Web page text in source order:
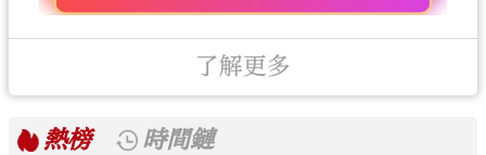
了解更多
熱榜
時間鏈